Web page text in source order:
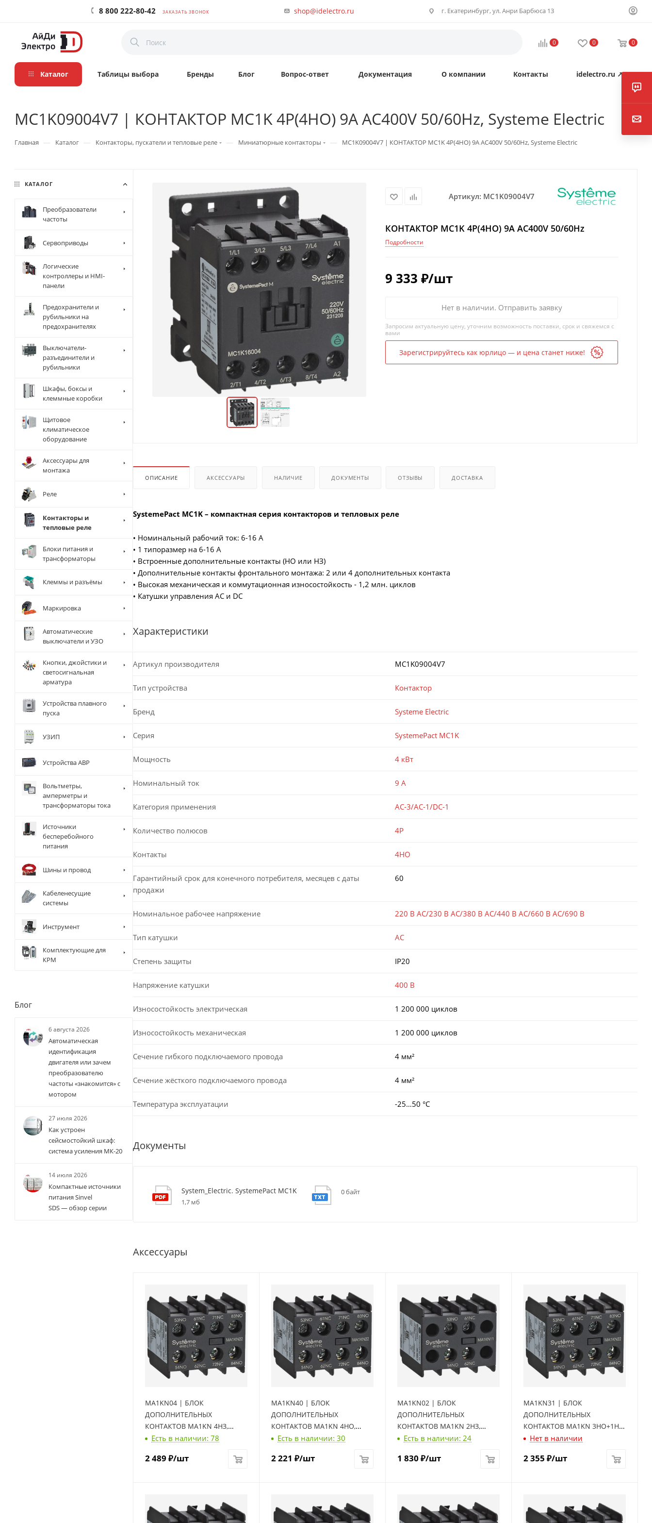
8 800 222-80-42 ЗАКАЗАТЬ ЗВОНОК shop@idelectro.ru г. Екатеринбург, ул. Анри Барбюса 13
0 0 0
Каталог Таблицы выбора Бренды Блог Вопрос-ответ Документация О компании Контакты idelectro.ru ↗
MC1K09004V7 | КОНТАКТОР MC1K 4P(4НО) 9A AC400V 50/60Hz, Systeme Electric
Главная — Каталог — Контакторы, пускатели и тепловые реле — Миниатюрные контакторы — MC1K09004V7 | КОНТАКТОР MC1K 4P(4НО) 9A AC400V 50/60Hz, Systeme Electric
Артикул: MC1K09004V7
КОНТАКТОР MC1K 4P(4НО) 9A AC400V 50/60Hz
Подробности
9 333 ₽/шт
Нет в наличии. Отправить заявку
Запросим актуальную цену, уточним возможность поставки, срок и свяжемся с
вами
Зарегистрируйтесь как юрлицо — и цена станет ниже!
ОПИСАНИЕ АКСЕССУАРЫ НАЛИЧИЕ ДОКУМЕНТЫ ОТЗЫВЫ ДОСТАВКА
SystemePact MC1K – компактная серия контакторов и тепловых реле
• Номинальный рабочий ток: 6-16 А
• 1 типоразмер на 6-16 А
• Встроенные дополнительные контакты (НО или НЗ)
• Дополнительные контакты фронтального монтажа: 2 или 4 дополнительных контакта
• Высокая механическая и коммутационная износостойкость - 1,2 млн. циклов
• Катушки управления AC и DC
Характеристики
Артикул производителя MC1K09004V7
Тип устройства Контактор
Бренд Systeme Electric
Серия SystemePact MC1K
Мощность 4 кВт
Номинальный ток 9 А
Категория применения AC-3/AC-1/DC-1
Количество полюсов 4P
Контакты 4НО
Гарантийный срок для конечного потребителя, месяцев с даты
продажи
60
Номинальное рабочее напряжение 220 В AC/230 В AC/380 В AC/440 В AC/660 В AC/690 В
Тип катушки AC
Степень защиты IP20
Напряжение катушки 400 В
Износостойкость электрическая 1 200 000 циклов
Износостойкость механическая 1 200 000 циклов
Сечение гибкого подключаемого провода 4 мм²
Сечение жёсткого подключаемого провода 4 мм²
Температура эксплуатации -25…50 °C
Документы
System_Electric. SystemePact MC1K
1,7 мб
0 байт
Аксессуары
MA1KN04 | БЛОК
ДОПОЛНИТЕЛЬНЫХ
КОНТАКТОВ MA1KN 4НЗ,
Systeme Electric
Есть в наличии: 78
2 489 ₽/шт
MA1KN40 | БЛОК
ДОПОЛНИТЕЛЬНЫХ
КОНТАКТОВ MA1KN 4НО,
Systeme Electric
Есть в наличии: 30
2 221 ₽/шт
MA1KN02 | БЛОК
ДОПОЛНИТЕЛЬНЫХ
КОНТАКТОВ MA1KN 2НЗ,
Systeme Electric
Есть в наличии: 24
1 830 ₽/шт
MA1KN31 | БЛОК
ДОПОЛНИТЕЛЬНЫХ
КОНТАКТОВ MA1KN 3НО+1НЗ,
Systeme Electric
Нет в наличии
2 355 ₽/шт
КАТАЛОГ
Преобразователи
частоты
Сервоприводы
Логические
контроллеры и HMI-
панели
Предохранители и
рубильники на
предохранителях
Выключатели-
разъединители и
рубильники
Шкафы, боксы и
клеммные коробки
Щитовое
климатическое
оборудование
Аксессуары для
монтажа
Реле
Контакторы и
тепловые реле
Блоки питания и
трансформаторы
Клеммы и разъёмы
Маркировка
Автоматические
выключатели и УЗО
Кнопки, джойстики и
светосигнальная
арматура
Устройства плавного
пуска
УЗИП
Устройства АВР
Вольтметры,
амперметры и
трансформаторы тока
Источники
бесперебойного
питания
Шины и провод
Кабеленесущие
системы
Инструмент
Комплектующие для
КРМ
Блог
6 августа 2026
Автоматическая
идентификация
двигателя или зачем
преобразователю
частоты «знакомится» с
мотором
27 июля 2026
Как устроен
сейсмостойкий шкаф:
система усиления МК-20
14 июля 2026
Компактные источники
питания Sinvel
SDS — обзор серии